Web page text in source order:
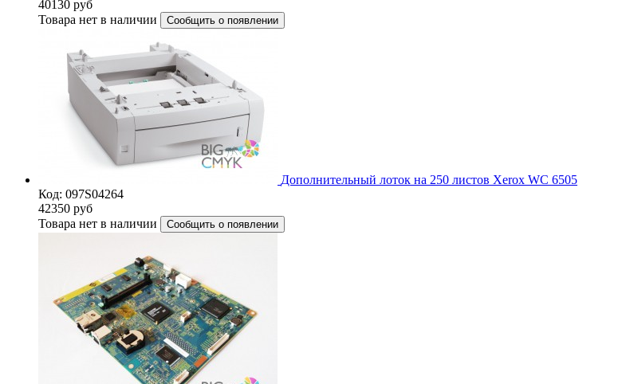
40130 руб
Товара нет в наличии
Сообщить о появлении
Дополнительный лоток на 250 листов Xerox WC 6505
Код: 097S04264
42350 руб
Товара нет в наличии
Сообщить о появлении